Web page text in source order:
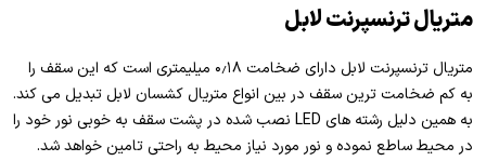
متریال ترنسپرنت لابل
متریال ترنسپرنت لابل دارای ضخامت ۰٫۱۸ میلیمتری است که این سقف را
به کم ضخامت ترین سقف در بین انواع متریال کشسان لابل تبدیل می کند.
به همین دلیل رشته های LED نصب شده در پشت سقف به خوبی نور خود را
در محیط ساطع نموده و نور مورد نیاز محیط به راحتی تامین خواهد شد.